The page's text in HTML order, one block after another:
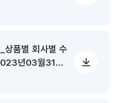
상품별 회사별 수
년03월31일